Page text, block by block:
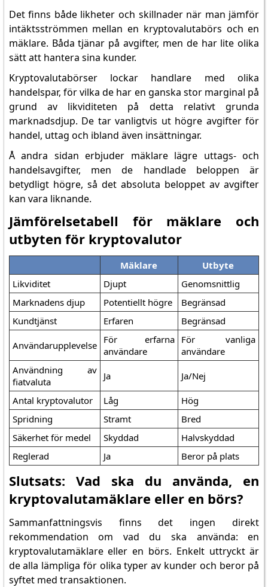
Det finns både likheter och skillnader när man jämför
intäktsströmmen mellan en kryptovalutabörs och en
mäklare. Båda tjänar på avgifter, men de har lite olika
sätt att hantera sina kunder.
Kryptovalutabörser lockar handlare med olika
handelspar, för vilka de har en ganska stor marginal på
grund av likviditeten på detta relativt grunda
marknadsdjup. De tar vanligtvis ut högre avgifter för
handel, uttag och ibland även insättningar.
Å andra sidan erbjuder mäklare lägre uttags- och
handelsavgifter, men de handlade beloppen är
betydligt högre, så det absoluta beloppet av avgifter
kan vara liknande.
Jämförelsetabell för mäklare och
utbyten för kryptovalutor
Mäklare
Utbyte
Likviditet
Djupt
Genomsnittlig
Marknadens djup
Potentiellt högre
Begränsad
Kundtjänst
Erfaren Begränsad
Användarupplevelse
För erfarna
användare
För vanliga
användare
Användning av
fiatvaluta
Ja Ja/Nej
Antal kryptovalutor Låg
Hög
Spridning
Stramt
Bred
Säkerhet för medel
Skyddad
Halvskyddad
Reglerad
Ja Beror på plats
Slutsats: Vad ska du använda, en
kryptovalutamäklare eller en börs?
Sammanfattningsvis finns det ingen direkt
rekommendation om vad du ska använda: en
kryptovalutamäklare eller en börs. Enkelt uttryckt är
de alla lämpliga för olika typer av kunder och beror på
syftet med transaktionen.